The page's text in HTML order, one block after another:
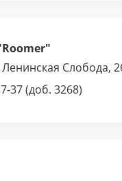
Ленинская Слобода,
37 (доб. 3268)